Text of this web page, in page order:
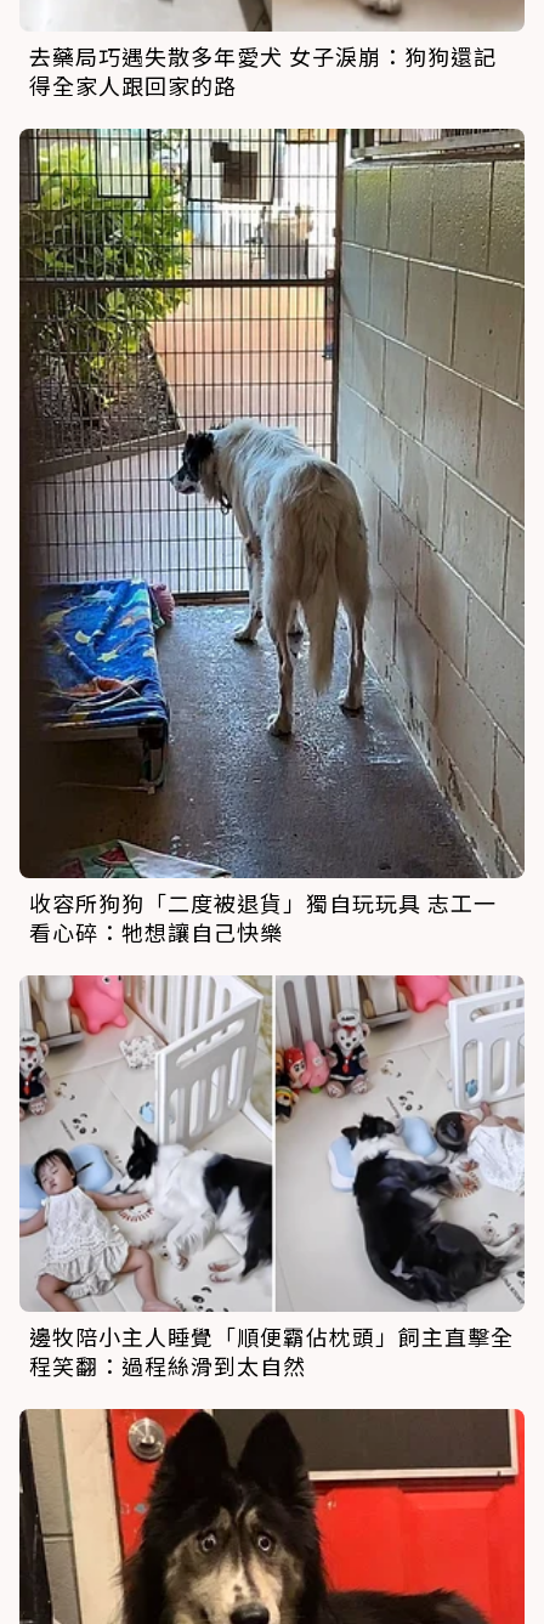
去藥局巧遇失散多年愛犬 女子淚崩：狗狗還記
得全家人跟回家的路
收容所狗狗「二度被退貨」獨自玩玩具 志工一
看心碎：牠想讓自己快樂
邊牧陪小主人睡覺「順便霸佔枕頭」飼主直擊全
程笑翻：過程絲滑到太自然